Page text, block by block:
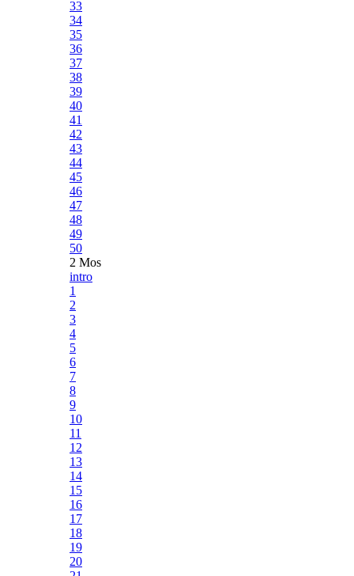
33
34
35
36
37
38
39
40
41
42
43
44
45
46
47
48
49
50
2 Mos
intro
1
2
3
4
5
6
7
8
9
10
11
12
13
14
15
16
17
18
19
20